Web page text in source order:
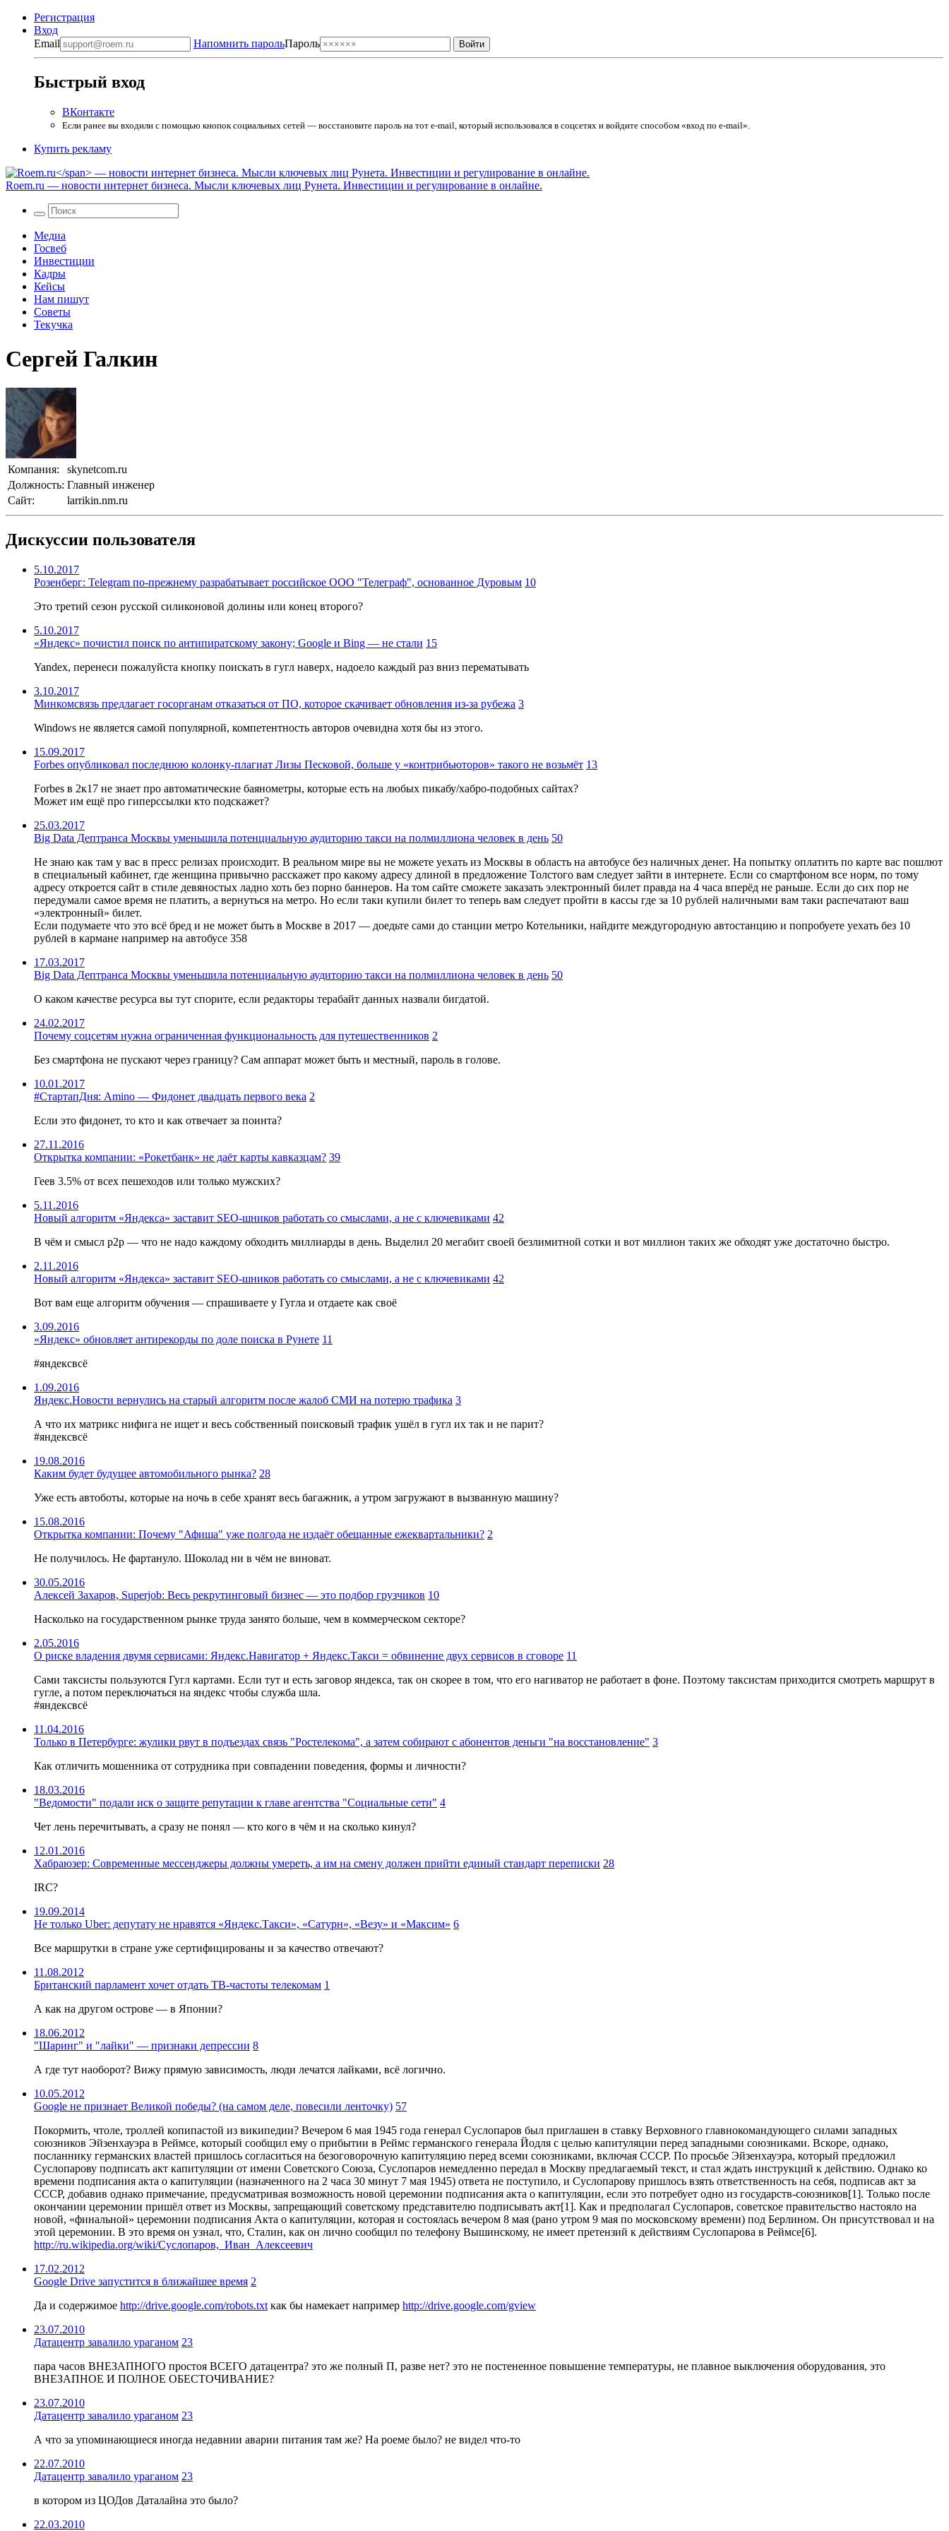
Регистрация
Вход
Email
Напомнить парольПароль
Быстрый вход
ВКонтакте
Если ранее вы входили с помощью кнопок социальных сетей — восстановите пароль на тот e-mail, который использовался в соцсетях и войдите способом «вход по e-mail».
Купить рекламу
Roem.ru — новости интернет бизнеса. Мысли ключевых лиц Рунета. Инвестиции и регулирование в онлайне.
Медиа
Госвеб
Инвестиции
Кадры
Кейсы
Нам пишут
Советы
Текучка
Сергей Галкин
Компания:
skynetcom.ru
Должность: Главный инженер
Сайт:
larrikin.nm.ru
Дискуссии пользователя
5.10.2017
Розенберг: Telegram по-прежнему разрабатывает российское ООО "Телеграф", основанное Дуровым 10
Это третий сезон русской силиконовой долины или конец второго?
5.10.2017
«Яндекс» почистил поиск по антипиратскому закону; Google и Bing — не стали 15
Yandex, перенеси пожалуйста кнопку поискать в гугл наверх, надоело каждый раз вниз перематывать
3.10.2017
Минкомсвязь предлагает госорганам отказаться от ПО, которое скачивает обновления из-за рубежа 3
Windows не является самой популярной, компетентность авторов очевидна хотя бы из этого.
15.09.2017
Forbes опубликовал последнюю колонку-плагиат Лизы Песковой, больше у «контрибьюторов» такого не возьмёт 13
Forbes в 2к17 не знает про автоматические баянометры, которые есть на любых пикабу/хабро-подобных сайтах?
Может им ещё про гиперссылки кто подскажет?
25.03.2017
Big Data Дептранса Москвы уменьшила потенциальную аудиторию такси на полмиллиона человек в день 50
Не знаю как там у вас в пресс релизах происходит. В реальном мире вы не можете уехать из Москвы в область на автобусе без наличных денег. На попытку оплатить по карте вас пошлют
в специальный кабинет, где женщина привычно расскажет про какому адресу длиной в предложение Толстого вам следует зайти в интернете. Если со смартфоном все норм, по тому
адресу откроется сайт в стиле девяностых ладно хоть без порно баннеров. На том сайте сможете заказать электронный билет правда на 4 часа вперёд не раньше. Если до сих пор не
передумали самое время не платить, а вернуться на метро. Но если таки купили билет то теперь вам следует пройти в кассы где за 10 рублей наличными вам таки распечатают ваш
«электронный» билет.
Если подумаете что это всё бред и не может быть в Москве в 2017 — доедьте сами до станции метро Котельники, найдите междугородную автостанцию и попробуете уехать без 10
рублей в кармане например на автобусе 358
17.03.2017
Big Data Дептранса Москвы уменьшила потенциальную аудиторию такси на полмиллиона человек в день 50
О каком качестве ресурса вы тут спорите, если редакторы терабайт данных назвали бигдатой.
24.02.2017
Почему соцсетям нужна ограниченная функциональность для путешественников 2
Без смартфона не пускают через границу? Сам аппарат может быть и местный, пароль в голове.
10.01.2017
#СтартапДня: Amino — Фидонет двадцать первого века 2
Если это фидонет, то кто и как отвечает за поинта?
27.11.2016
Открытка компании: «Рокетбанк» не даёт карты кавказцам? 39
Геев 3.5% от всех пешеходов или только мужских?
5.11.2016
Новый алгоритм «Яндекса» заставит SEO-шников работать со смыслами, а не с ключевиками 42
В чём и смысл p2p — что не надо каждому обходить миллиарды в день. Выделил 20 мегабит своей безлимитной сотки и вот миллион таких же обходят уже достаточно быстро.
2.11.2016
Новый алгоритм «Яндекса» заставит SEO-шников работать со смыслами, а не с ключевиками 42
Вот вам еще алгоритм обучения — спрашиваете у Гугла и отдаете как своё
3.09.2016
«Яндекс» обновляет антирекорды по доле поиска в Рунете 11
#яндексвсё
1.09.2016
Яндекс.Новости вернулись на старый алгоритм после жалоб СМИ на потерю трафика 3
А что их матрикс нифига не ищет и весь собственный поисковый трафик ушёл в гугл их так и не парит?
#яндексвсё
19.08.2016
Каким будет будущее автомобильного рынка? 28
Уже есть автоботы, которые на ночь в себе хранят весь багажник, а утром загружают в вызванную машину?
15.08.2016
Открытка компании: Почему "Афиша" уже полгода не издаёт обещанные ежеквартальники? 2
Не получилось. Не фартануло. Шоколад ни в чём не виноват.
30.05.2016
Алексей Захаров, Superjob: Весь рекрутинговый бизнес — это подбор грузчиков 10
Насколько на государственном рынке труда занято больше, чем в коммерческом секторе?
2.05.2016
О риске владения двумя сервисами: Яндекс.Навигатор + Яндекс.Такси = обвинение двух сервисов в сговоре 11
Сами таксисты пользуются Гугл картами. Если тут и есть заговор яндекса, так он скорее в том, что его нагиватор не работает в фоне. Поэтому таксистам приходится смотреть маршрут в
гугле, а потом переключаться на яндекс чтобы служба шла.
#яндексвсё
11.04.2016
Только в Петербурге: жулики рвут в подъездах связь "Ростелекома", а затем собирают с абонентов деньги "на восстановление" 3
Как отличить мошенника от сотрудника при совпадении поведения, формы и личности?
18.03.2016
"Ведомости" подали иск о защите репутации к главе агентства "Социальные сети" 4
Чет лень перечитывать, а сразу не понял — кто кого в чём и на сколько кинул?
12.01.2016
Хабраюзер: Современные мессенджеры должны умереть, а им на смену должен прийти единый стандарт переписки 28
IRC?
19.09.2014
Не только Uber: депутату не нравятся «Яндекс.Такси», «Сатурн», «Везу» и «Максим» 6
Все маршрутки в стране уже сертифицированы и за качество отвечают?
11.08.2012
Британский парламент хочет отдать ТВ-частоты телекомам 1
А как на другом острове — в Японии?
18.06.2012
"Шаринг" и "лайки" — признаки депрессии 8
А где тут наоборот? Вижу прямую зависимость, люди лечатся лайками, всё логично.
10.05.2012
Google не признает Великой победы? (на самом деле, повесили ленточку) 57
Покормить, чтоле, троллей копипастой из википедии? Вечером 6 мая 1945 года генерал Суслопаров был приглашен в ставку Верховного главнокомандующего силами западных
союзников Эйзенхауэра в Реймсе, который сообщил ему о прибытии в Реймс германского генерала Йодля с целью капитуляции перед западными союзниками. Вскоре, однако,
посланнику германских властей пришлось согласиться на безоговорочную капитуляцию перед всеми союзниками, включая СССР. По просьбе Эйзенхауэра, который предложил
Суслопарову подписать акт капитуляции от имени Советского Союза, Суслопаров немедленно передал в Москву предлагаемый текст, и стал ждать инструкций к действию. Однако ко
времени подписания акта о капитуляции (назначенного на 2 часа 30 минут 7 мая 1945) ответа не поступило, и Суслопарову пришлось взять ответственность на себя, подписав акт за
СССР, добавив однако примечание, предусматривая возможность новой церемонии подписания акта о капитуляции, если это потребует одно из государств-союзников[1]. Только после
окончании церемонии пришёл ответ из Москвы, запрещающий советскому представителю подписывать акт[1]. Как и предполагал Суслопаров, советское правительство настояло на
новой, «финальной» церемонии подписания Акта о капитуляции, которая и состоялась вечером 8 мая (рано утром 9 мая по московскому времени) под Берлином. Он присутствовал и на
этой церемонии. В это время он узнал, что, Сталин, как он лично сообщил по телефону Вышинскому, не имеет претензий к действиям Суслопарова в Реймсе[6].
http://ru.wikipedia.org/wiki/Суслопаров,_Иван_Алексеевич
17.02.2012
Google Drive запустится в ближайшее время 2
Да и содержимое http://drive.google.com/robots.txt как бы намекает например http://drive.google.com/gview
23.07.2010
Датацентр завалило ураганом 23
пара часов ВНЕЗАПНОГО простоя ВСЕГО датацентра? это же полный П, разве нет? это не постененное повышение температуры, не плавное выключения оборудования, это
ВНЕЗАПНОЕ И ПОЛНОЕ ОБЕСТОЧИВАНИЕ?
23.07.2010
Датацентр завалило ураганом 23
А что за упоминающиеся иногда недавнии аварии питания там же? На роеме было? не видел что-то
22.07.2010
Датацентр завалило ураганом 23
в котором из ЦОДов Даталайна это было?
22.03.2010